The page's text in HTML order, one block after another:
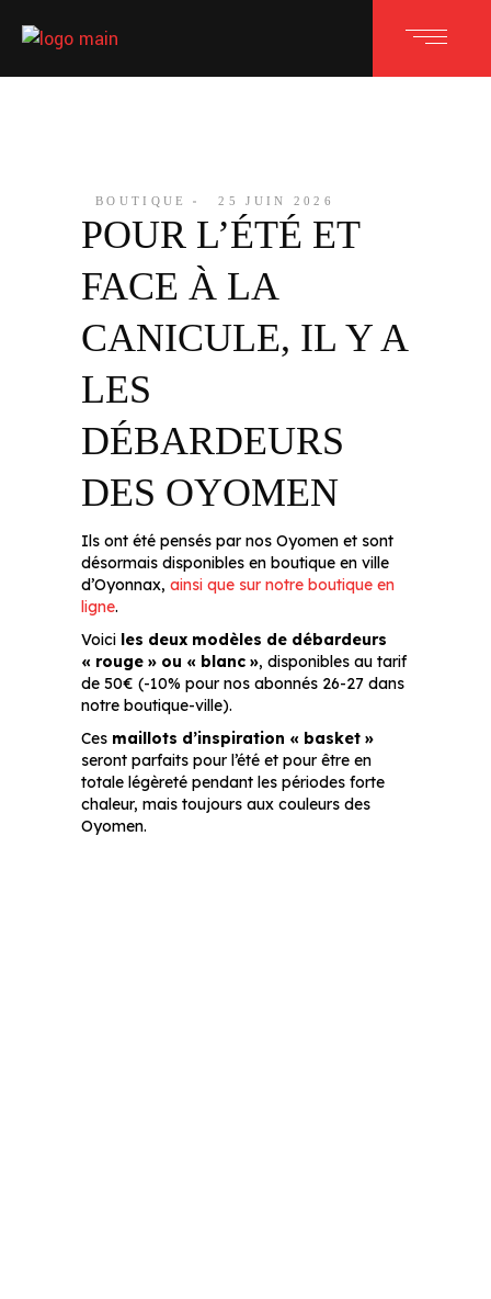
BOUTIQUE 25 JUIN 2026
POUR L’ÉTÉ ET
FACE À LA
CANICULE, IL Y A
LES
DÉBARDEURS
DES OYOMEN
Ils ont été pensés par nos Oyomen et sont
désormais disponibles en boutique en ville
d’Oyonnax, ainsi que sur notre boutique en
ligne.
Voici les deux modèles de débardeurs
« rouge » ou « blanc », disponibles au tarif
de 50€ (-10% pour nos abonnés 26-27 dans
notre boutique-ville).
Ces maillots d’inspiration « basket »
seront parfaits pour l’été et pour être en
totale légèreté pendant les périodes forte
chaleur, mais toujours aux couleurs des
Oyomen.